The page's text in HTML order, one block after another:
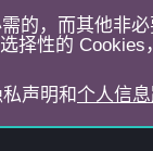
的，而其他非
择性的
声明和 个人信